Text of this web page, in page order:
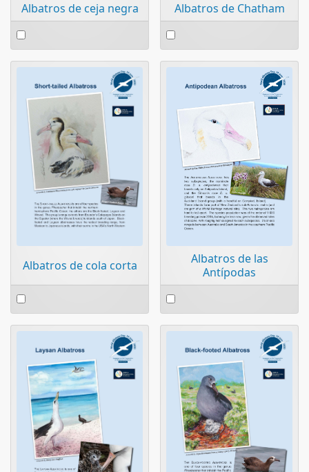
Albatros de ceja negra
Select
an
item
Albatros de Chatham
Select
an
item
Albatros de cola corta
Select
an
item
Albatros de las
Antípodas
Select
an
item